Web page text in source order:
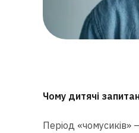
Чому дитячі
Період